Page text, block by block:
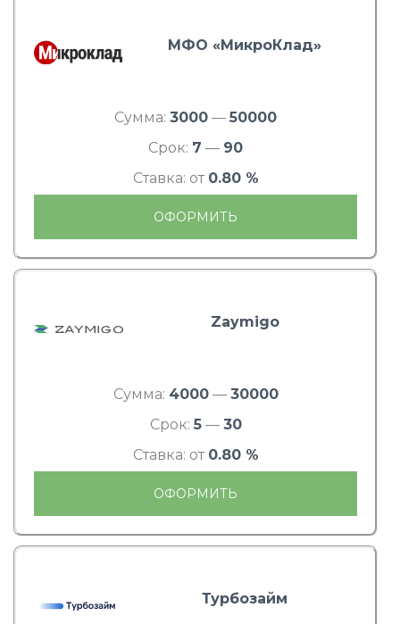
МФО «МикроКлад»
Сумма: 3000 — 50000
Срок: 7 — 90
Ставка: от 0.80 %
ОФОРМИТЬ
Zaymigo
Сумма: 4000— 30000
Срок: 5— 30
Ставка: от 0.80 %
ОФОРМИТЬ
Турбозайм